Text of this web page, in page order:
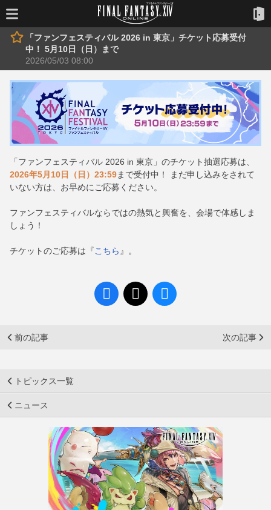
「ファンフェスティバル 2026 in 東京」チケット応募受付
中！ 5月10日（日）まで
2026/05/03 08:00
「ファンフェスティバル 2026 in 東京」のチケット抽選応募は、
2026年5月10日（日）23:59まで受付中！ まだ申し込みをされて
いない方は、お早めにご応募ください。
ファンフェスティバルならではの熱気と興奮を、会場で体感しま
しょう！
チケットのご応募は『こちら 』。
前の記事 次の記事
トピックス一覧
ニュース